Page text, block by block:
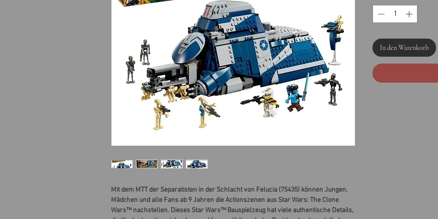
Mit dem MTT der Separatisten in der Schlacht von Felucia (75435) können Jungen,
Mädchen und alle Fans ab 9 Jahren die Actionszenen aus Star Wars: The Clone
Wars™ nachstellen. Dieses Star Wars™ Bauspielzeug hat viele authentische Details,
In den Warenkorb